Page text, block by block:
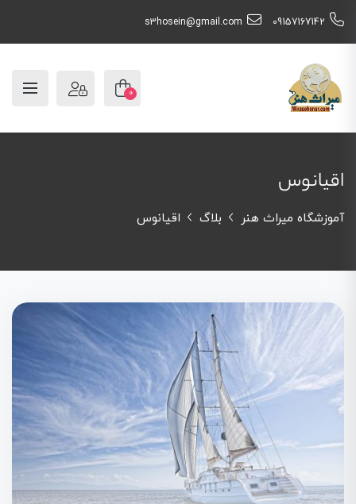
09157167142
s3hosein@gmail.com
0
اقیانوس
آموزشگاه میراث هنر بلاگ اقیانوس